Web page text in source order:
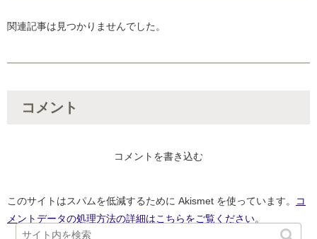
関連記事は見つかりませんでした。
コメント
コメントを書き込む
このサイトはスパムを低減するために Akismet を使っています。
コ
メントデータの処理方法の詳細はこちらをご覧ください。